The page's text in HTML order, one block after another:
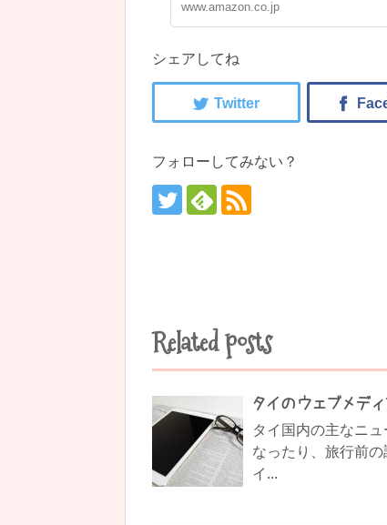
www.amazon.co.jp
シェアしてね
フォローしてみない？
Related posts
タイのウェブメデ
タイ国内の主なニ
なったり、旅行前
イ...